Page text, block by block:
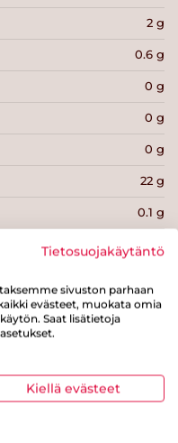
2 g
0.6 g
0 g
0 g
0 g
22 g
0.1 g
tuote
Tietosuojakäytäntö
sivuston parhaan
evästeet, muokata omia
Saat lisätietoja
Kiellä evästeet